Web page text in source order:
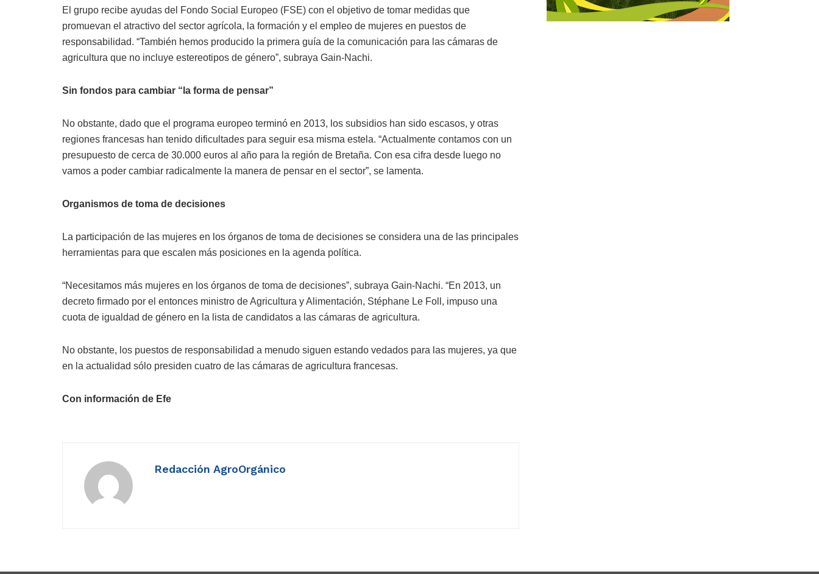
El grupo recibe ayudas del Fondo Social Europeo (FSE) con el objetivo de tomar medidas que
promuevan el atractivo del sector agrícola, la formación y el empleo de mujeres en puestos de
responsabilidad. “También hemos producido la primera guía de la comunicación para las cámaras de
agricultura que no incluye estereotipos de género”, subraya Gain-Nachi.
Sin fondos para cambiar “la forma de pensar”
No obstante, dado que el programa europeo terminó en 2013, los subsidios han sido escasos, y otras
regiones francesas han tenido dificultades para seguir esa misma estela. “Actualmente contamos con un
presupuesto de cerca de 30.000 euros al año para la región de Bretaña. Con esa cifra desde luego no
vamos a poder cambiar radicalmente la manera de pensar en el sector”, se lamenta.
Organismos de toma de decisiones
La participación de las mujeres en los órganos de toma de decisiones se considera una de las principales
herramientas para que escalen más posiciones en la agenda política.
“Necesitamos más mujeres en los órganos de toma de decisiones”, subraya Gain-Nachi. “En 2013, un
decreto firmado por el entonces ministro de Agricultura y Alimentación, Stéphane Le Foll, impuso una
cuota de igualdad de género en la lista de candidatos a las cámaras de agricultura.
No obstante, los puestos de responsabilidad a menudo siguen estando vedados para las mujeres, ya que
en la actualidad sólo presiden cuatro de las cámaras de agricultura francesas.
Con información de Efe
Redacción AgroOrgánico